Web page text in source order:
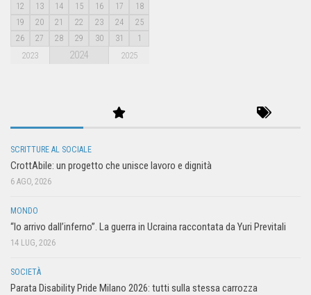
12
13 14 15 16 17
18
19
20 21 22 23 24
25
26
27 28 29 30 31 1
2023 2024 2025
SCRITTURE AL SOCIALE
CrottAbile: un progetto che unisce lavoro e dignità
6 AGO, 2026
MONDO
“Io arrivo dall’inferno”. La guerra in Ucraina raccontata da Yuri Previtali
14 LUG, 2026
SOCIETÀ
Parata Disability Pride Milano 2026: tutti sulla stessa carrozza